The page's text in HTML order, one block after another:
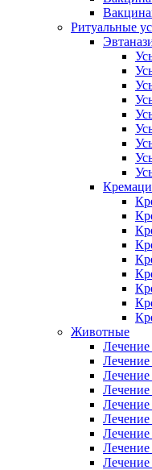
Ритуальные
Животные
Лечение
Лечение
Лечение
Лечение
Лечение
Лечение
Лечение